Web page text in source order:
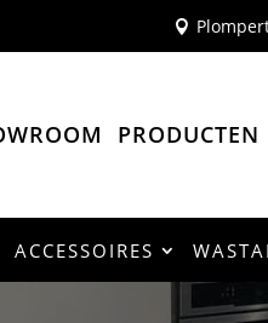

PRODUCTEN
ACCESSOIRES